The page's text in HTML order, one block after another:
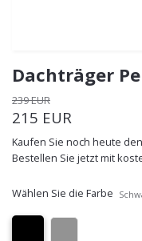
Dachträger
239 EUR
215 EUR
Kaufen Sie noch heute
Bestellen Sie jetzt mit
Wählen Sie die Farbe